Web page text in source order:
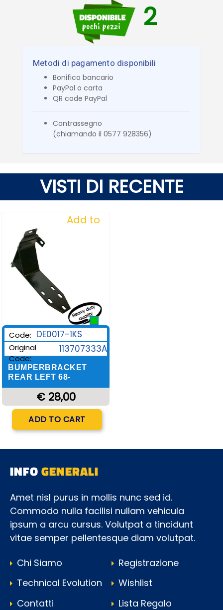
2
Metodi di pagamento disponibili
Bonifico bancario
PayPal o carta
QR code PayPal
Contrassegno
(chiamando il 0577 928356)
VISTI DI RECENTE
Add to
Code: DE0017-1KS
Original
Code:
113707333A
BUMPERBRACKET
REAR LEFT 68-
€ 28,00
Quantity
ADD TO CART
INFOGENERALI
Amet nisl purus in mollis nunc sed id.
Commodo nulla facilisi nullam vehicula
ipsum a arcu cursus. Volutpat a tincidunt
vitae semper pellentesque diam volutpat.
Chi Siamo
Technical Evolution
Contatti
Registrazione
Wishlist
Lista Regalo